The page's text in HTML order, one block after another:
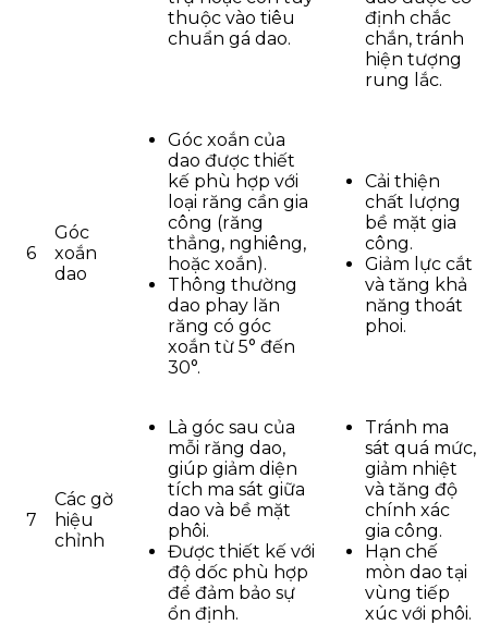
thuộc vào tiêu
chuẩn gá dao.
định chắc
chắn, tránh
hiện tượng
rung lắc.
6
Góc
xoắn
dao
Góc xoắn của
dao được thiết
kế phù hợp với
loại răng cần gia
công (răng
thẳng, nghiêng,
hoặc xoắn).
Thông thường
dao phay lăn
răng có góc
xoắn từ 5° đến
30°.
Cải thiện
chất lượng
bề mặt gia
công.
Giảm lực cắt
và tăng khả
năng thoát
phoi.
7
Các gờ
hiệu
chỉnh
Là góc sau của
mỗi răng dao,
giúp giảm diện
tích ma sát giữa
dao và bề mặt
phôi.
Được thiết kế với
độ dốc phù hợp
để đảm bảo sự
ổn định.
Tránh ma
sát quá mức,
giảm nhiệt
và tăng độ
chính xác
gia công.
Hạn chế
mòn dao tại
vùng tiếp
xúc với phôi.